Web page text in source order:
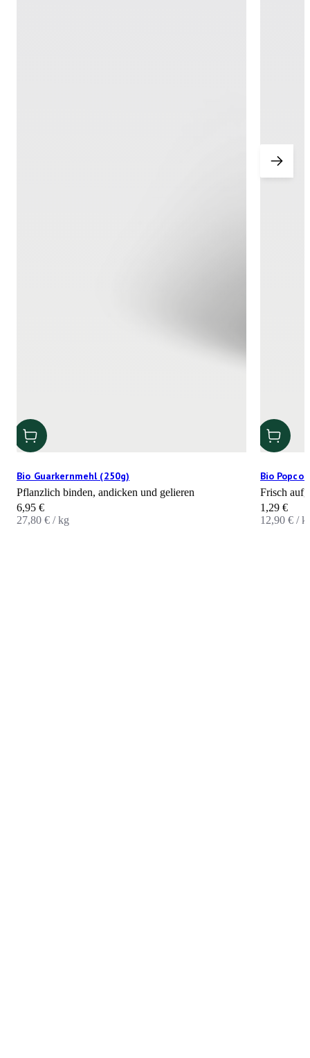
Bio Guarkernmehl (250g)
Pflanzlich binden, andicken und gelieren
Angebot
6,95 €
27,80 € / kg
Bio
Frisch
Angebot
1,29 €
12,90 € /